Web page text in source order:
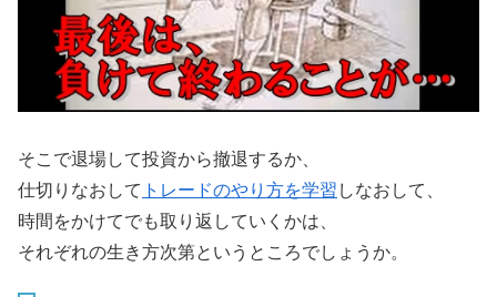
そこで退場して投資から撤退するか、
仕切りなおして トレードのやり方を学習 しなおして、
時間をかけてでも取り返していくかは、
それぞれの生き方次第というところでしょうか。